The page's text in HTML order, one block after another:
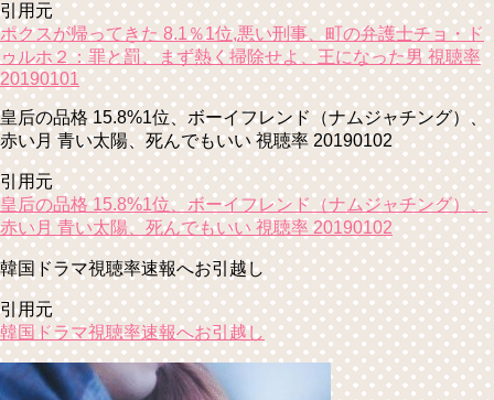
引用元
ポクスが帰ってきた 8.1％1位,悪い刑事、町の弁護士チョ・ド
ゥルホ２：罪と罰、まず熱く掃除せよ、王になった男 視聴率
20190101
皇后の品格 15.8%1位、ボーイフレンド（ナムジャチング）、
赤い月 青い太陽、死んでもいい 視聴率 20190102
引用元
皇后の品格 15.8%1位、ボーイフレンド（ナムジャチング）、
赤い月 青い太陽、死んでもいい 視聴率 20190102
韓国ドラマ視聴率速報へお引越し
引用元
韓国ドラマ視聴率速報へお引越し